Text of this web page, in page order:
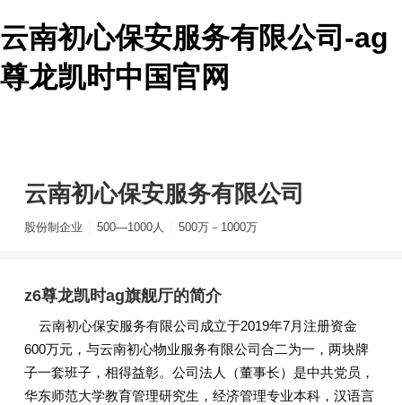
云南初心保安服务有限公司-ag
尊龙凯时中国官网
云南初心保安服务有限公司
股份制企业 500—1000人 500万－1000万
z6尊龙凯时ag旗舰厅的简介
云南初心保安服务有限公司成立于2019年7月注册资金
600万元，与云南初心物业服务有限公司合二为一，两块牌
子一套班子，相得益彰。公司法人（董事长）是中共党员，
华东师范大学教育管理研究生，经济管理专业本科，汉语言